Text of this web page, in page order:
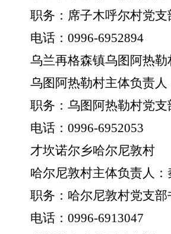
职务：席子木呼尔村党支
电话： 0996-6952894
乌兰再格森镇乌图阿热勒
乌图阿热勒村主体负责人
职务：乌图阿热勒村党支
电话： 0996-6952053
才坎诺尔乡哈尔尼敦村
哈尔尼敦村主体负责人：
职务：哈尔尼敦村党支部
电话： 0996-6913047